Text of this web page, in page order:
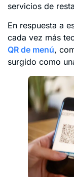
servicios de
En respuesta a
cada vez más
QR de menú,
surgido como